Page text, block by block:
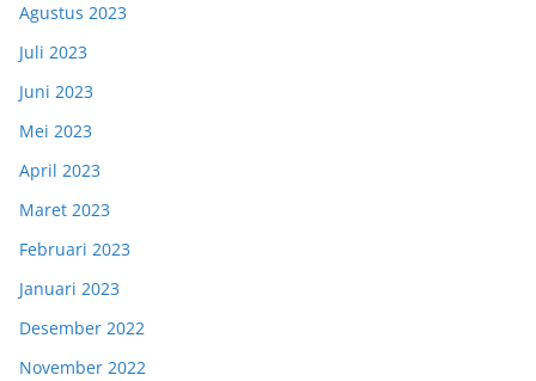
Agustus 2023
Juli 2023
Juni 2023
Mei 2023
April 2023
Maret 2023
Februari 2023
Januari 2023
Desember 2022
November 2022